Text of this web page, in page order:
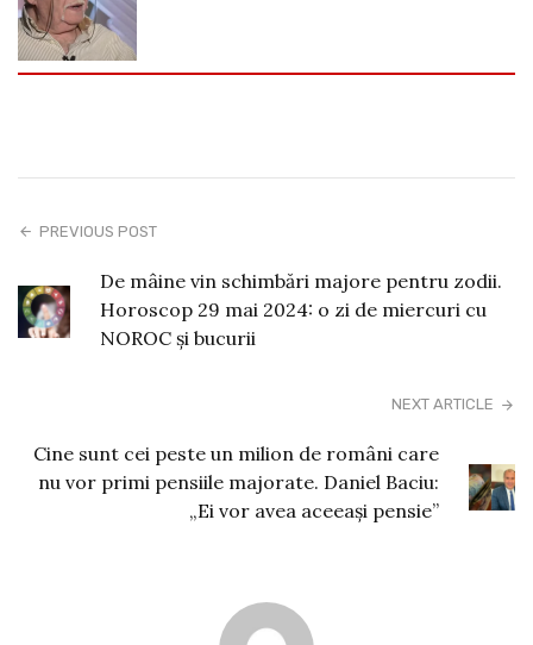
PREVIOUS POST
De mâine vin schimbări majore pentru zodii.
Horoscop 29 mai 2024: o zi de miercuri cu
NOROC și bucurii
NEXT ARTICLE
Cine sunt cei peste un milion de români care
nu vor primi pensiile majorate. Daniel Baciu:
„Ei vor avea aceeaşi pensie”